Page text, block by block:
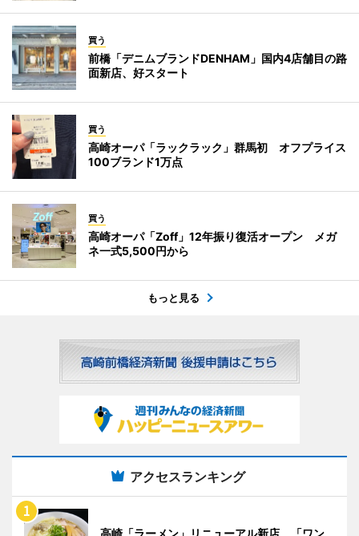
買う
前橋「デニムブランドDENHAM」国内4店舗目の路
面新店、好スタート
買う
高崎オーパ「ラックラック」群馬初 オフプライス
100ブランド1万点
買う
高崎オーパ「Zoff」12年振り復活オープン メガ
ネ一式5,500円から
もっと見る
アクセスランキング
高崎「ラーメン」リニューアル新店 「ワン